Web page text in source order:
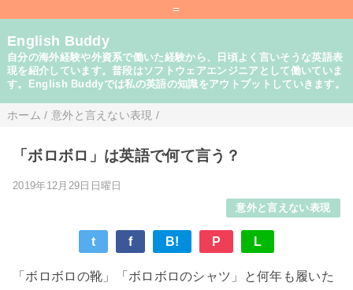
=
English Buddy
自分の海外経験や外資系で働いた経験から、日頃よく言いそうな英語表
現を紹介しています。普段はソフトウェアエンジニアとして働いていま
す。English Buddyでは私の英語の知識をアウトプットしていきます。
ホーム / 意外と言えない表現 /
「ボロボロ」は英語で何て言う？
2019年12月29日日曜日
意外と言えない表現
t f B! P L
「ボロボロの靴」「ボロボロのシャツ」と何年も履いた